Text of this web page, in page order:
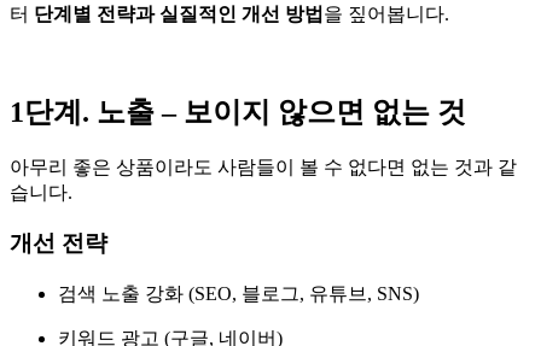
터 단계별 전략과 실질적인 개선 방법 을 짚어봅니다.
1단계. 노출 – 보이지 않으면 없는 것
아무리 좋은 상품이라도 사람들이 볼 수 없다면 없는 것과 같
습니다.
개선 전략
검색 노출 강화 (SEO, 블로그, 유튜브, SNS)
키워드 광고 (구글, 네이버)